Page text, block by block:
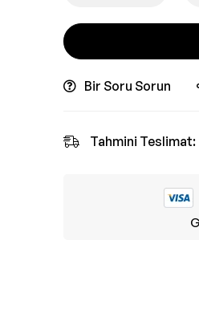
Bir Soru Sorun
Tahmini Teslimat: